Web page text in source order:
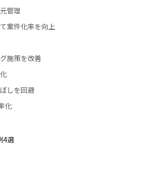
管理
案件化率を向上
施策を改善
しを回避
化
4選